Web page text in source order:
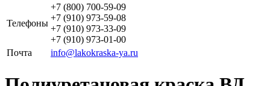
Телефоны
+7 (800) 700-59-09
+7 (910) 973-59-08
+7 (910) 973-33-09
+7 (910) 973-01-00
Почта
info@lakokraska-ya.ru